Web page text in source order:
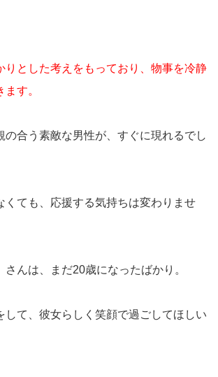
りとした考えをもっており、物事を冷静
す。
の合う素敵な男性が、すぐに現れるでし
くても、応援する気持ちは変わりませ
さんは、まだ20歳になったばかり。
して、彼女らしく笑顔で過ごしてほしい